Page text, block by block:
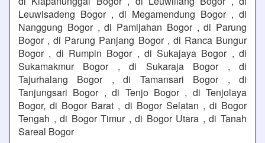
Leuwisadeng Bogor , di Megamendung Bogor , di
Nanggung Bogor , di Pamijahan Bogor , di Parung
Bogor , di Parung Panjang Bogor , di Ranca Bungur
Bogor , di Rumpin Bogor , di Sukajaya Bogor , di
Sukamakmur Bogor , di Sukaraja Bogor , di
Tajurhalang Bogor , di Tamansari Bogor , di
Tanjungsari Bogor , di Tenjo Bogor , di Tenjolaya
Bogor, di Bogor Barat , di Bogor Selatan , di Bogor
Tengah , di Bogor Timur , di Bogor Utara , di Tanah
Sareal Bogor